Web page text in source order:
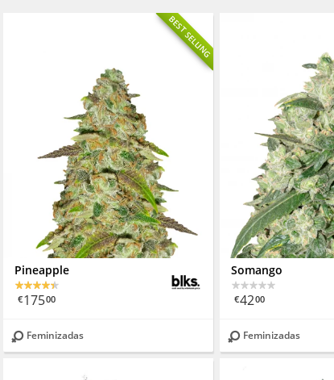
BEST SELLING
Pineapple
€17500
Feminizadas
Somango
€4200
Feminizadas